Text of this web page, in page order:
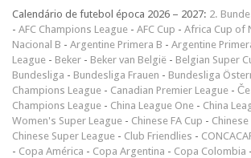
Calendário de futebol época 2026 – 2027: 2.
- AFC Champions League - AFC Cup - Africa Cup of
Nacional B - Argentine Primera B - Argentine
League - Beker - Beker van België - Belgian Super
Bundesliga - Bundesliga Frauen - Bundesliga
Champions League - Canadian Premier League -
Champions League - China League One - China
Women's Super League - Chinese FA Cup - Chinese
Chinese Super League - Club Friendlies -
- Copa América - Copa Argentina - Copa Colombia -